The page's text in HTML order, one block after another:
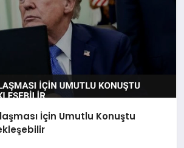
İçin Umutlu Konuştu